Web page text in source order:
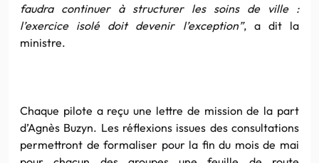
faudra continuer à structurer les soins de ville :
l’exercice isolé doit devenir l’exception”, a dit la
ministre.
Chaque pilote a reçu une lettre de mission de la part
d’Agnès Buzyn. Les réflexions issues des consultations
permettront de formaliser pour la fin du mois de mai